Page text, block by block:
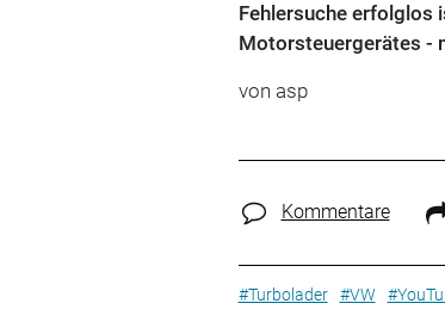
Fehlersuche erfolglos
Motorsteuergerätes -
von asp
Kommentare
#Turbolader #VW